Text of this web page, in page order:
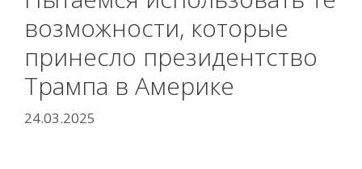
возможности, которые
принесло президентство
Трампа в Америке
24.03.2025